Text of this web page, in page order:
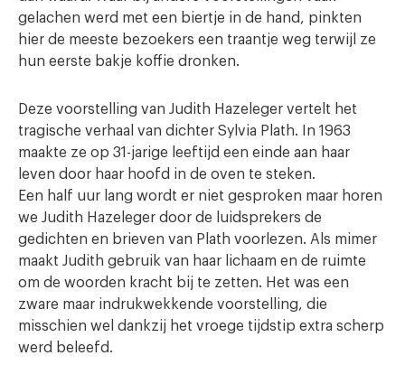
gelachen werd met een biertje in de hand, pinkten
hier de meeste bezoekers een traantje weg terwijl ze
hun eerste bakje koffie dronken.
Deze voorstelling van Judith Hazeleger vertelt het
tragische verhaal van dichter Sylvia Plath. In 1963
maakte ze op 31-jarige leeftijd een einde aan haar
leven door haar hoofd in de oven te steken.
Een half uur lang wordt er niet gesproken maar horen
we Judith Hazeleger door de luidsprekers de
gedichten en brieven van Plath voorlezen. Als mimer
maakt Judith gebruik van haar lichaam en de ruimte
om de woorden kracht bij te zetten. Het was een
zware maar indrukwekkende voorstelling, die
misschien wel dankzij het vroege tijdstip extra scherp
werd beleefd.